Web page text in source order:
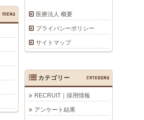
MENU 医療法人 概要
プライバシーポリシー
サイトマップ
カテゴリー CATEGORY
RECRUIT｜採用情報
アンケート結果